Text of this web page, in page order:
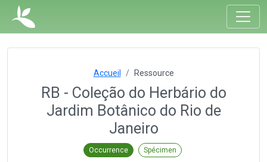
Accueil Ressource
RB - Coleção do Herbário do
Jardim Botânico do Rio de
Janeiro
Occurrence Spécimen